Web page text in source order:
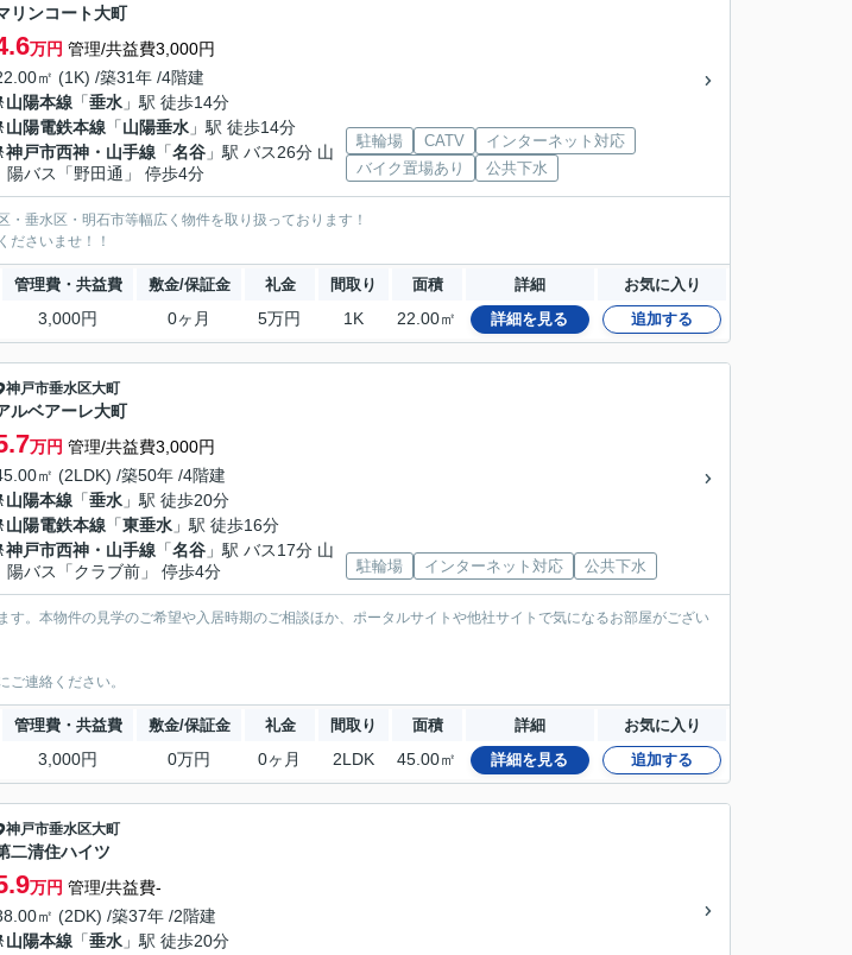
リンコート大町
万円 管理/共益費3,000円
㎡ (1K) /築31年 /4階建
山陽本線 「垂水 」駅 徒歩14分
山陽電鉄本線 「山陽垂水 」駅 徒歩14分
神戸市西神・山手線 「名谷 」駅 バス26分 山
陽バス「野田通」 停歩4分
駐輪場 CATV
インターネット対応
バイク置場あり
公共下水
垂水区・明石市等幅広く物件を取り扱っております！
ださいませ！！
管理費・共益費 敷金/保証金 礼金 間取り 面積 詳細 お気に入り
3,000円 0ヶ月 5万円 1K 22.00㎡ 詳細を見る 追加する
神戸市垂水区大町
ルベアーレ大町
万円 管理/共益費3,000円
㎡ (2LDK) /築50年 /4階建
山陽本線 「垂水 」駅 徒歩20分
山陽電鉄本線 「東垂水 」駅 徒歩16分
神戸市西神・山手線 「名谷 」駅 バス17分 山
陽バス「クラブ前」 停歩4分
駐輪場 インターネット対応 公共下水
す。本物件の見学のご希望や入居時期のご相談ほか、ポータルサイトや他社サイトで気になるお部屋がござい
ご連絡ください。
管理費・共益費 敷金/保証金 礼金 間取り 面積 詳細 お気に入り
3,000円 0万円 0ヶ月 2LDK 45.00㎡ 詳細を見る 追加する
神戸市垂水区大町
二清住ハイツ
万円 管理/共益費-
㎡ (2DK) /築37年 /2階建
山陽本線 「垂水 」駅 徒歩20分